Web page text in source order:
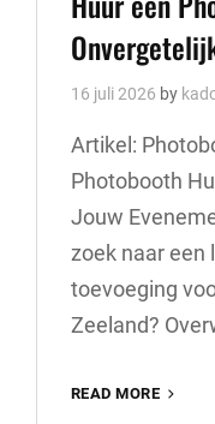
16 juli 2026 by
Artikel:
Photobooth
Jouw
zoek naar een
toevoeging
Zeeland?
READ MORE